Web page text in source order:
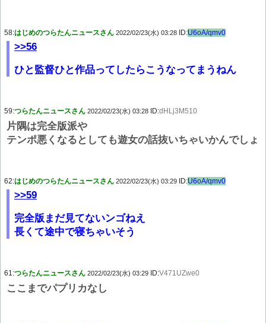
58:はじめのつらたんニュースさん 2022/02/23(水) 03:28 ID:U6oA/qmv0
>>56
ひと監督ひと作品ってしたらこうなってまうねん
59:つらたんニュースさん 2022/02/23(水) 03:28 ID:dHLj3M510
片隅は完全版派や
テンポ悪くなるとしても遊女の話抜いちゃいかんでしょ
62:はじめのつらたんニュースさん 2022/02/23(水) 03:29 ID:U6oA/qmv0
>>59
完全版まだ見てないンゴねえ
長くて途中で寝ちゃいそう
61:つらたんニュースさん 2022/02/23(水) 03:29 ID:V471UZwe0
ここまでパプリカなし